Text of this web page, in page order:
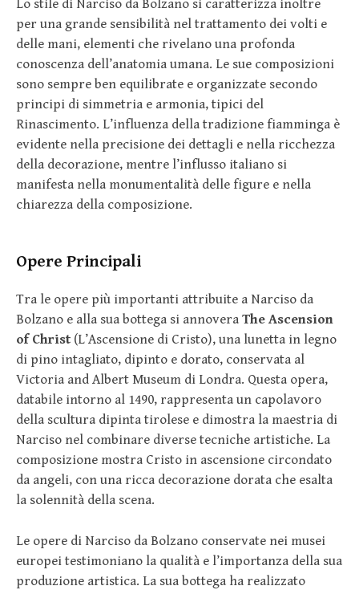
Lo stile di Narciso da Bolzano si caratterizza inoltre
per una grande sensibilità nel trattamento dei volti e
delle mani, elementi che rivelano una profonda
conoscenza dell’anatomia umana. Le sue composizioni
sono sempre ben equilibrate e organizzate secondo
principi di simmetria e armonia, tipici del
Rinascimento. L’influenza della tradizione fiamminga è
evidente nella precisione dei dettagli e nella ricchezza
della decorazione, mentre l’influsso italiano si
manifesta nella monumentalità delle figure e nella
chiarezza della composizione.
Opere Principali
Tra le opere più importanti attribuite a Narciso da
Bolzano e alla sua bottega si annovera The Ascension
of Christ (L’Ascensione di Cristo), una lunetta in legno
di pino intagliato, dipinto e dorato, conservata al
Victoria and Albert Museum di Londra. Questa opera,
databile intorno al 1490, rappresenta un capolavoro
della scultura dipinta tirolese e dimostra la maestria di
Narciso nel combinare diverse tecniche artistiche. La
composizione mostra Cristo in ascensione circondato
da angeli, con una ricca decorazione dorata che esalta
la solennità della scena.
Le opere di Narciso da Bolzano conservate nei musei
europei testimoniano la qualità e l’importanza della sua
produzione artistica. La sua bottega ha realizzato